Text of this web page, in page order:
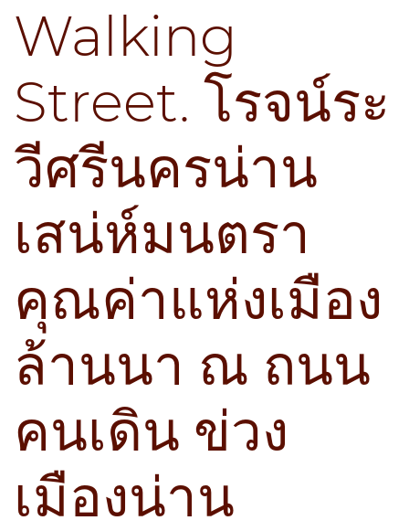
Walking
Street. โรจน์ระ
วีศรีนครน่าน
เสน่ห์มนตรา
คุณค่าแห่งเมือง
ล้านนา ณ ถนน
คนเดิน ข่วง
เมืองน่าน